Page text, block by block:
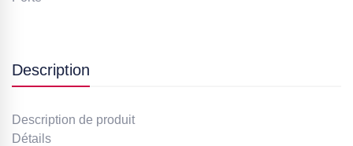
Description
Description de produit
Détails